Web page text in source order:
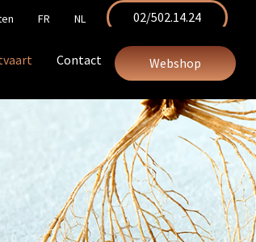
FR NL 02/502.14.24
Contact Webshop